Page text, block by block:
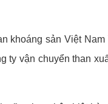
khoáng sản Việt
ty vận chuyển than